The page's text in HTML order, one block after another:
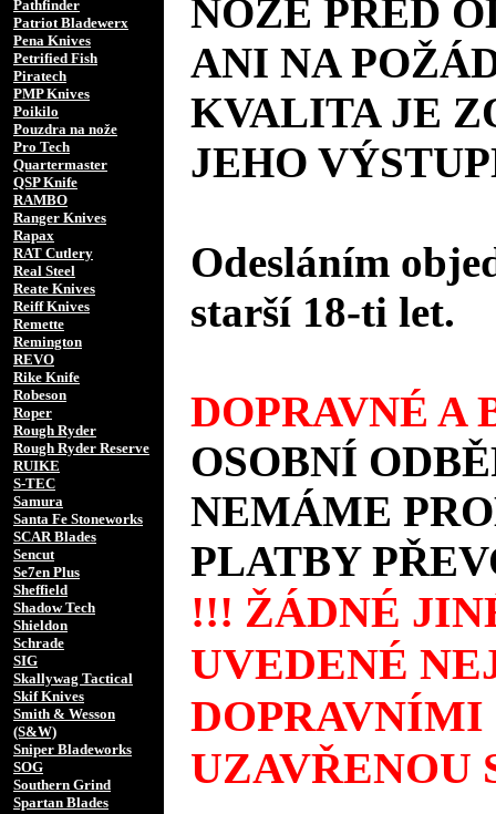
Pathfinder
Patriot Bladewerx
Pena Knives
Petrified Fish
Piratech
PMP Knives
Poikilo
Pouzdra na nože
Pro Tech
Quartermaster
QSP Knife
RAMBO
Ranger Knives
Rapax
RAT Cutlery
Real Steel
Reate Knives
Reiff Knives
Remette
Remington
REVO
Rike Knife
Robeson
Roper
Rough Ryder
Rough Ryder Reserve
RUIKE
S-TEC
Samura
Santa Fe Stoneworks
SCAR Blades
Sencut
Se7en Plus
Sheffield
Shadow Tech
Shieldon
Schrade
SIG
Skallywag Tactical
Skif Knives
Smith & Wesson
(S&W)
Sniper Bladeworks
SOG
Southern Grind
Spartan Blades
NOŽE PŘED
ANI NA
KVALITA JE
JEHO
Odesláním
starší 18-ti let.
DOPRAVNÉ A
OSOBNÍ
NEMÁME
PLATBY
!!! ŽÁDNÉ
UVEDENÉ
UZAVŘENOU